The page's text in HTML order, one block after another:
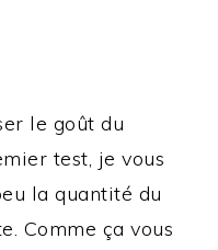
le goût du
test, je vous
la quantité du
Comme ça vous